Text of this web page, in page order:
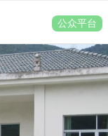
公众平台